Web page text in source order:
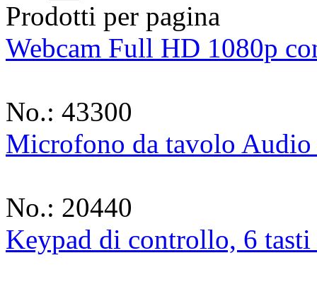
Prodotti per pagina
Webcam Full HD 1080p
No.: 43300
Microfono da tavolo Audio
No.: 20440
Keypad di controllo, 6 tasti